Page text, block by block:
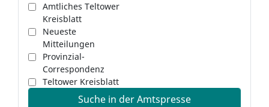
Amtliches Teltower
Kreisblatt
Neueste
Mitteilungen
Provinzial-
Correspondenz
Teltower Kreisblatt
Suche in der Amtspresse